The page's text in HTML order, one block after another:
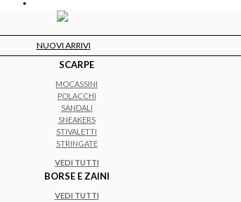
NUOVI ARRIVI
SCARPE
MOCASSINI
POLACCHI
SANDALI
SNEAKERS
STIVALETTI
STRINGATE
VEDI TUTTI
BORSE E ZAINI
VEDI TUTTI